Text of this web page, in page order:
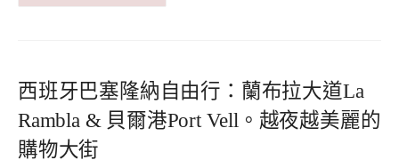
西班牙巴塞隆納自由行：蘭布拉大道La
Rambla & 貝爾港Port Vell。越夜越美麗的
購物大街